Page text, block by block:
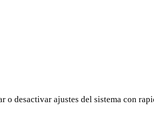
o desactivar ajustes del sistema con